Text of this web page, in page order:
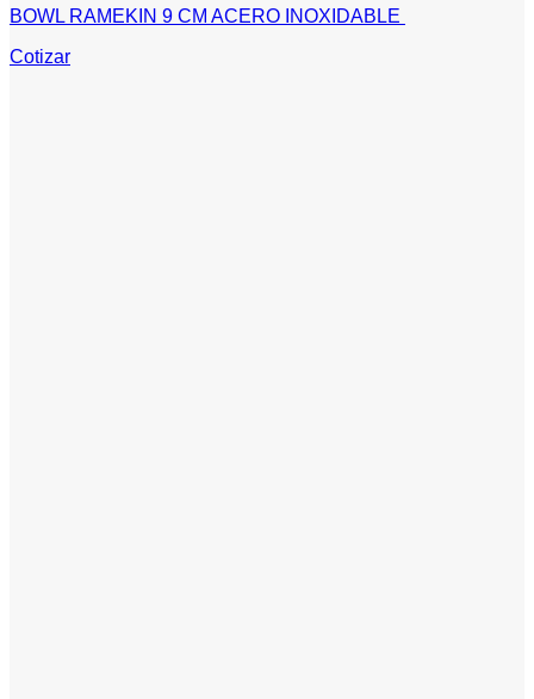
BOWL RAMEKIN 9 CM ACERO INOXIDABLE
Cotizar